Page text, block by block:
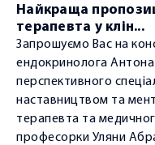
Найкраща
терапевта у клін...
Запрошуємо Вас на
ендокринолога
перспективного
наставництвом та
терапевта та
професорки Уляни